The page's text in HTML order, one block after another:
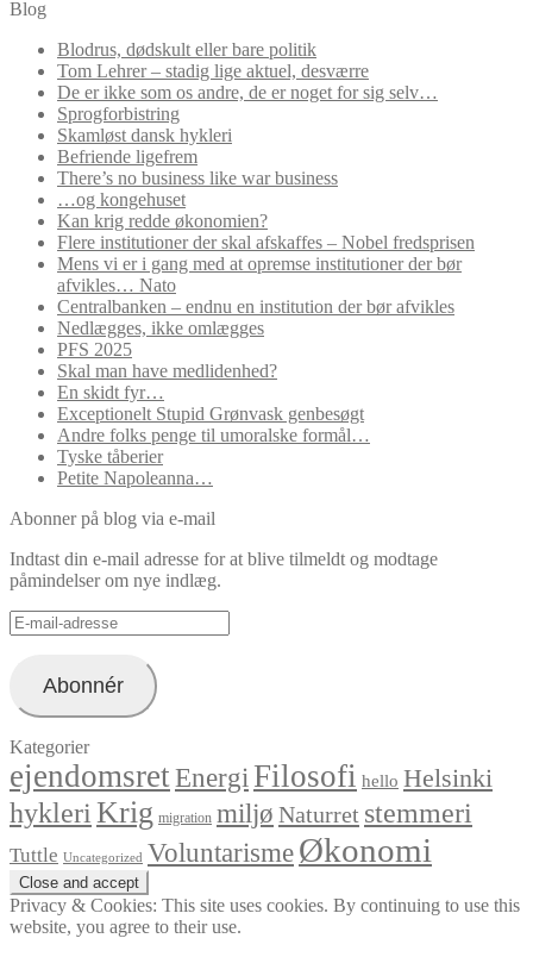
Blog
Blodrus, dødskult eller bare politik
Tom Lehrer – stadig lige aktuel, desværre
De er ikke som os andre, de er noget for sig selv…
Sprogforbistring
Skamløst dansk hykleri
Befriende ligefrem
There’s no business like war business
…og kongehuset
Kan krig redde økonomien?
Flere institutioner der skal afskaffes – Nobel fredsprisen
Mens vi er i gang med at opremse institutioner der bør
afvikles… Nato
Centralbanken – endnu en institution der bør afvikles
Nedlægges, ikke omlægges
PFS 2025
Skal man have medlidenhed?
En skidt fyr…
Exceptionelt Stupid Grønvask genbesøgt
Andre folks penge til umoralske formål…
Tyske tåberier
Petite Napoleanna…
Abonner på blog via e-mail
Indtast din e-mail adresse for at blive tilmeldt og modtage
påmindelser om nye indlæg.
E-
mail-
Abonnér
Kategorier
ejendomsretEnergi Filosofi hello Helsinki
hykleri Krig migration miljø Naturret stemmeri
Tuttle Uncategorized VoluntarismeØkonomi
Privacy & Cookies: This site uses cookies. By continuing to use this
website, you agree to their use.